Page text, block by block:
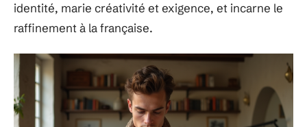
identité, marie créativité et exigence, et incarne le
raffinement à la française.